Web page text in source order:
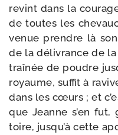
revint dans la
de toutes les
venue prendre là
de la déli­vrance de
traî­née de poudre
royaume, suf­fit à
dans les cœurs ; et
que Jeanne s’en
toire, jusqu’à cette